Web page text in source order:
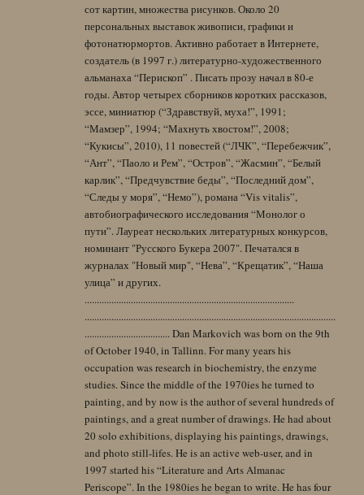
сот картин, множества рисунков. Около 20
персональных выставок живописи, графики и
фотонатюрмортов. Активно работает в Интернете,
создатель (в 1997 г.) литературно-художественного
альманаха “Перископ” . Писать прозу начал в 80-е
годы. Автор четырех сборников коротких рассказов,
эссе, миниатюр (“Здравствуй, муха!”, 1991;
“Мамзер”, 1994; “Махнуть хвостом!”, 2008;
“Кукисы”, 2010), 11 повестей (“ЛЧК”, “Перебежчик”,
“Ант”, “Паоло и Рем”, “Остров”, “Жасмин”, “Белый
карлик”, “Предчувствие беды”, “Последний дом”,
“Следы у моря”, “Немо”), романа “Vis vitalis”,
автобиографического исследования “Монолог о
пути”. Лауреат нескольких литературных конкурсов,
номинант "Русского Букера 2007". Печатался в
журналах "Новый мир", “Нева”, “Крещатик”, “Наша
улица” и других.
......................................................................................
.......................................................................................................
................................... Dan Markovich was born on the 9th
of October 1940, in Tallinn. For many years his
occupation was research in biochemistry, the enzyme
studies. Since the middle of the 1970ies he turned to
painting, and by now is the author of several hundreds of
paintings, and a great number of drawings. He had about
20 solo exhibitions, displaying his paintings, drawings,
and photo still-lifes. He is an active web-user, and in
1997 started his “Literature and Arts Almanac
Periscope”. In the 1980ies he began to write. He has four